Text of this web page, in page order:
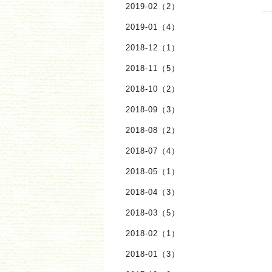
2019-02（2）
2019-01（4）
2018-12（1）
2018-11（5）
2018-10（2）
2018-09（3）
2018-08（2）
2018-07（4）
2018-05（1）
2018-04（3）
2018-03（5）
2018-02（1）
2018-01（3）